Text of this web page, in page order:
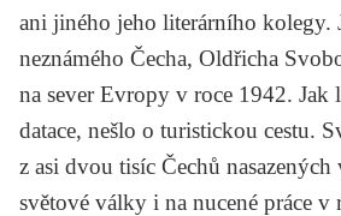
ani jiného jeho literárního kolegy.
neznámého Čecha, Oldřicha
na sever Evropy v roce 1942. Jak
datace, nešlo o turistickou cestu.
z asi dvou tisíc Čechů
světové války i na nucené práce v